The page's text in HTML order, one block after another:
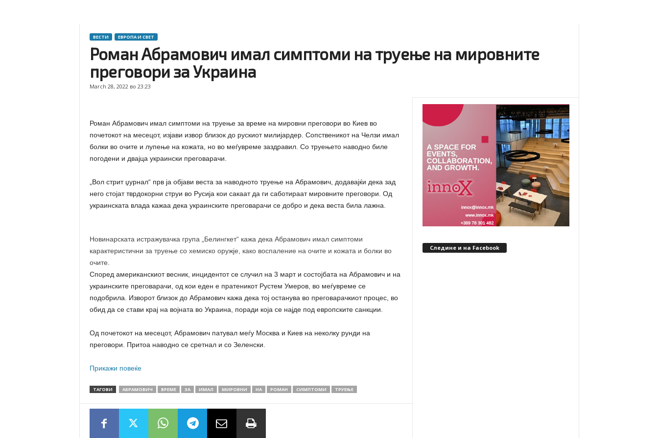
ВЕСТИ ЕВРОПА И СВЕТ
Роман Абрамович имал симптоми на труење на мировните
преговори за Украина
March 28, 2022 во 23:23
Роман Абрамович имал симптоми на труење за време на мировни преговори во Киев во
почетокот на месецот, изјави извор близок до рускиот милијардер. Сопственикот на Челзи имал
болки во очите и лупење на кожата, но во меѓувреме заздравил. Со труењето наводно биле
погодени и двајца украински преговарачи.
„Вол стрит џурнал“ прв ја објави веста за наводното труење на Абрамович, додавајќи дека зад
него стојат тврдокорни струи во Русија кои сакаат да ги саботираат мировните преговори. Од
украинската влада кажаа дека украинските преговарачи се добро и дека веста била лажна.
Новинарската истражувачка група „Белингкет“ кажа дека Абрамович имал симптоми
карактеристични за труење со хемиско оружје, како воспаление на очите и кожата и болки во
очите.
Според американскиот весник, инцидентот се случил на 3 март и состојбата на Абрамович и на
украинските преговарачи, од кои еден е пратеникот Рустем Умеров, во меѓувреме се
подобрила. Изворот близок до Абрамович кажа дека тој останува во преговарачкиот процес, во
обид да се стави крај на војната во Украина, поради која се најде под европските санкции.
Од почетокот на месецот, Абрамович патувал меѓу Москва и Киев на неколку рунди на
преговори. Притоа наводно се сретнал и со Зеленски.
Прикажи повеќе
ТАГОВИ АБРАМОВИЧ ВРЕМЕ ЗА ИМАЛ МИРОВНИ НА РОМАН СИМПТОМИ ТРУЕЊЕ
Следине и на Facebook